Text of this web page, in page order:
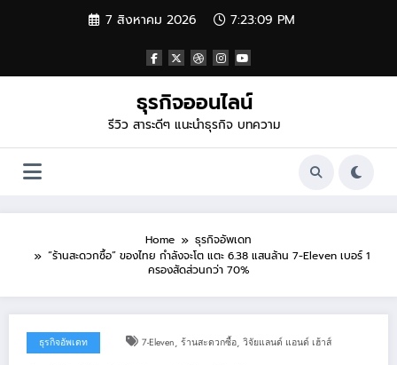
7 สิงหาคม 2026 7:23:10 PM
ธุรกิจออนไลน์
รีวิว สาระดีๆ แนะนำธุรกิจ บทความ
Home
ธุรกิจอัพเดท
“ร้านสะดวกซื้อ” ของไทย กำลังจะโต แตะ 6.38 แสนล้าน 7-Eleven เบอร์ 1
ครองสัดส่วนกว่า 70%
ธุรกิจอัพเดท 7-Eleven, ร้านสะดวกซื้อ, วิจัยแลนด์ แอนด์ เฮ้าส์